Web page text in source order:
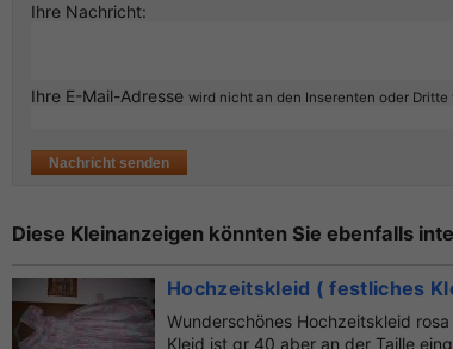
Ihre Nachricht:
Ihre E-Mail-Adresse wird nicht an den Inserenten oder Dritte
Diese Kleinanzeigen könnten Sie ebenfalls
Hochzeitskleid ( festliches
Wunderschönes Hochzeitskleid
Kleid ist gr 40 aber an der Taille